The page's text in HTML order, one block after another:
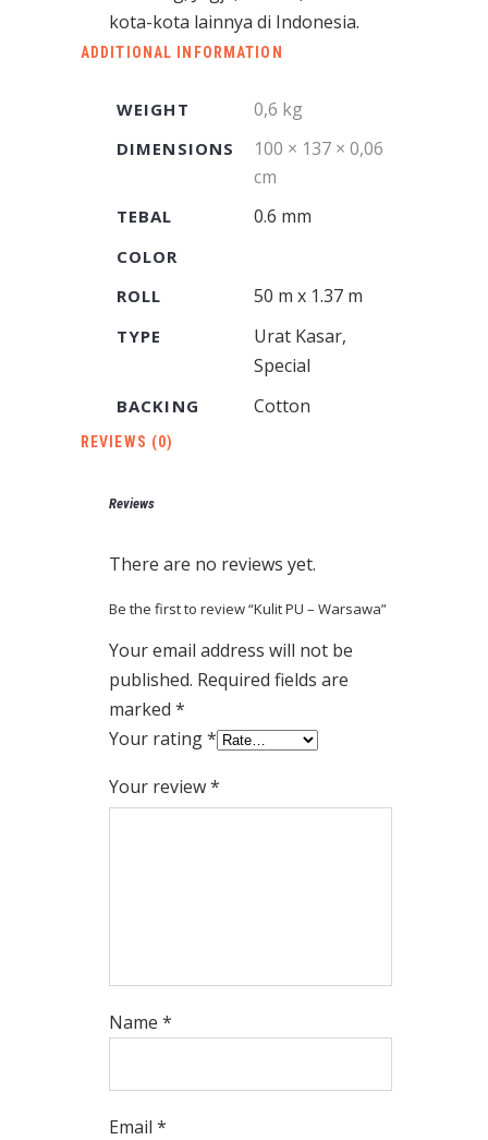
kota-kota lainnya di Indonesia.
ADDITIONAL INFORMATION
WEIGHT 0,6 kg
DIMENSIONS
100 × 137 × 0,06
cm
TEBAL 0.6 mm
COLOR
ROLL
50 m x 1.37 m
TYPE
Urat Kasar,
Special
BACKING Cotton
REVIEWS (0)
Reviews
There are no reviews yet.
Be the first to review “Kulit PU – Warsawa”
Your email address will not be
published. Required fields are
marked *
Your rating*
Your review*
Name *
Email *